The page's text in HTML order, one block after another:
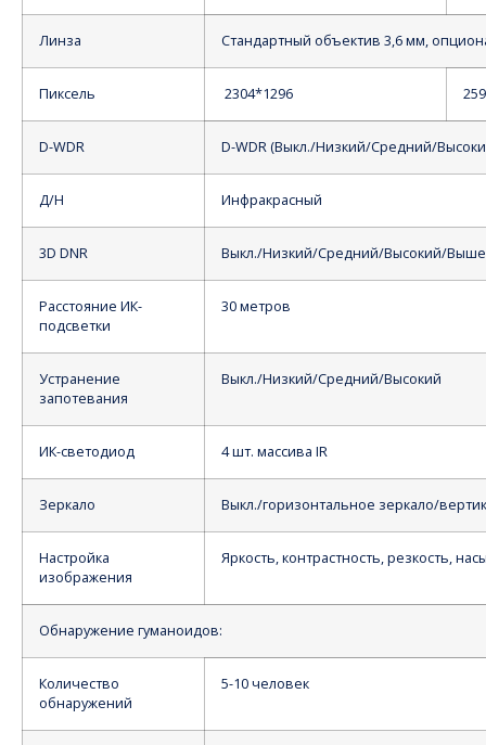
Линза Стандартный объектив 3,6 мм,
Пиксель 2304*1296
D-WDR D-WDR (Выкл./Низкий/Средний/
Д/Н Инфракрасный
3D DNR Выкл./Низкий/Средний/Высокий/Выше
Расстояние ИК-
подсветки
30 метров
Устранение
запотевания
Выкл./Низкий/Средний/Высокий
ИК-светодиод 4 шт. массива IR
Зеркало Выкл./горизонтальное зеркало/
Настройка
изображения
Яркость, контрастность, резкость,
Обнаружение гуманоидов:
Количество
обнаружений
5-10 человек